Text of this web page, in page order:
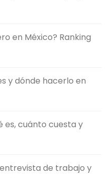
en México? Ranking
y dónde hacerlo en
es, cuánto cuesta y
de trabajo y